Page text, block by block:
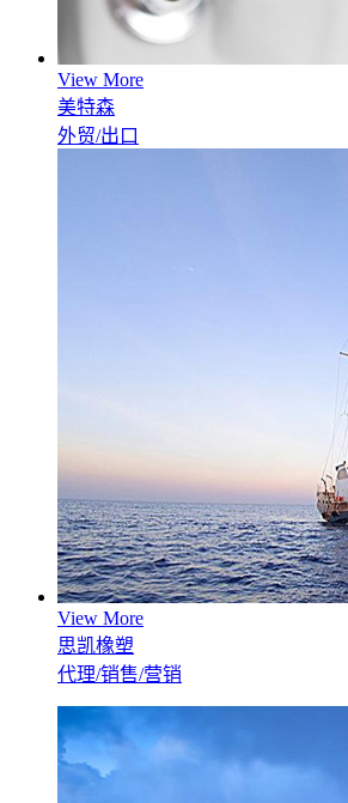
View More
美特森
外贸/出口
View More
思凯橡塑
代理/销售/营销